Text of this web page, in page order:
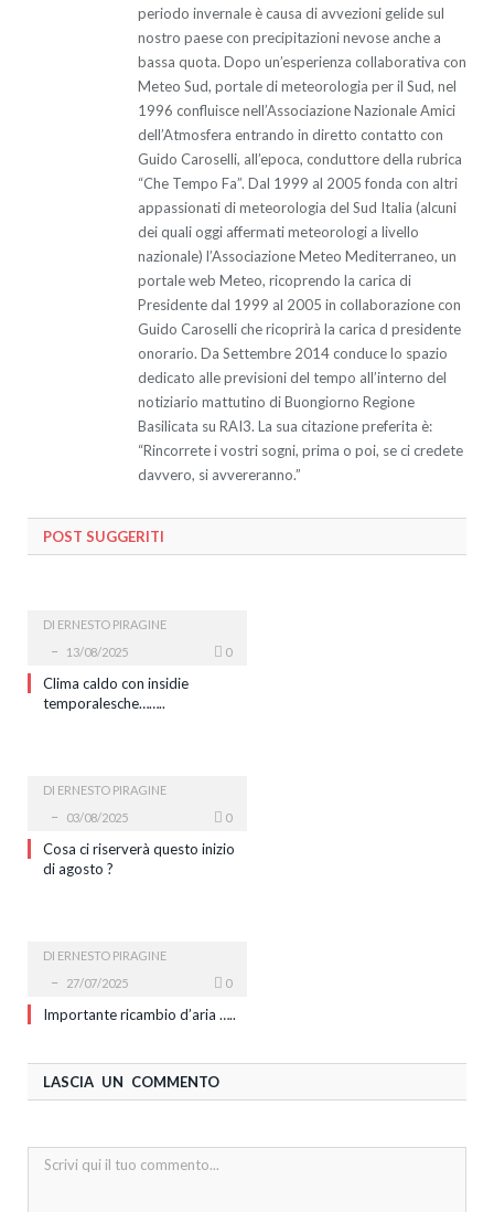
periodo invernale è causa di avvezioni gelide sul
nostro paese con precipitazioni nevose anche a
bassa quota. Dopo un’esperienza collaborativa con
Meteo Sud, portale di meteorologia per il Sud, nel
1996 confluisce nell’Associazione Nazionale Amici
dell’Atmosfera entrando in diretto contatto con
Guido Caroselli, all’epoca, conduttore della rubrica
“Che Tempo Fa”. Dal 1999 al 2005 fonda con altri
appassionati di meteorologia del Sud Italia (alcuni
dei quali oggi affermati meteorologi a livello
nazionale) l’Associazione Meteo Mediterraneo, un
portale web Meteo, ricoprendo la carica di
Presidente dal 1999 al 2005 in collaborazione con
Guido Caroselli che ricoprirà la carica d presidente
onorario. Da Settembre 2014 conduce lo spazio
dedicato alle previsioni del tempo all’interno del
notiziario mattutino di Buongiorno Regione
Basilicata su RAI3. La sua citazione preferita è:
“Rincorrete i vostri sogni, prima o poi, se ci credete
davvero, si avvereranno.”
POST SUGGERITI
DI ERNESTO PIRAGINE
13/08/2025
0
Clima caldo con insidie
temporalesche……..
DI ERNESTO PIRAGINE
03/08/2025
0
Cosa ci riserverà questo inizio
di agosto ?
DI ERNESTO PIRAGINE
27/07/2025
0
Importante ricambio d’aria …..
LASCIA UN COMMENTO